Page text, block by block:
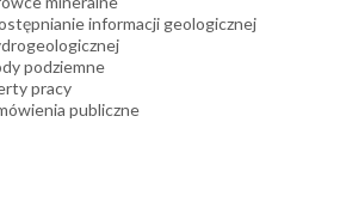
informacji geologicznej
podziemne
pracy
publiczne